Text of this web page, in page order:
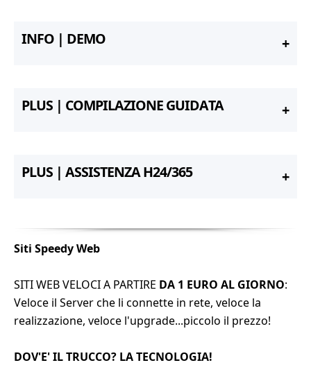
INFO | DEMO
PLUS | COMPILAZIONE GUIDATA
PLUS | ASSISTENZA H24/365
Siti Speedy Web
SITI WEB VELOCI A PARTIRE DA 1 EURO AL GIORNO:
Veloce il Server che li connette in rete, veloce la
realizzazione, veloce l'upgrade...piccolo il prezzo!
DOV'E' IL TRUCCO? LA TECNOLOGIA!